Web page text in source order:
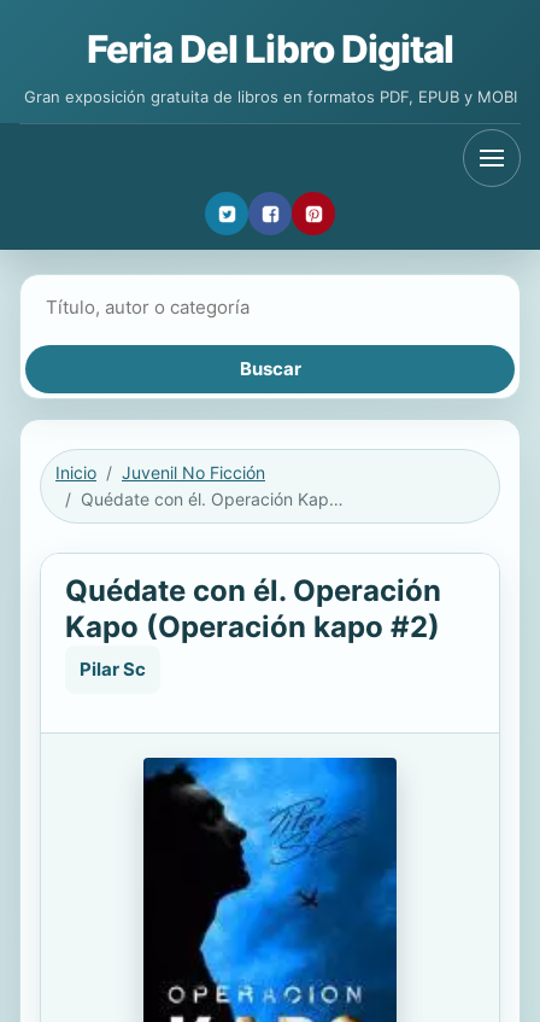
Feria Del Libro Digital
Gran exposición gratuita de libros en formatos PDF, EPUB y MOBI
Inicio
Juvenil No Ficción
Quédate con él. Operación Kapo (Operación kapo #2)
Quédate con él. Operación
Kapo (Operación kapo #2)
Pilar Sc